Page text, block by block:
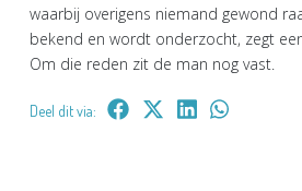
waarbij overigens niemand gewond
bekend en wordt onderzocht, zegt
Om die reden zit de man nog vast.
Deel dit via: